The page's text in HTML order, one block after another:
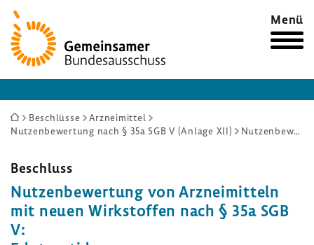
Zur
Startseite
Menü
Sie
sind
Beschlüsse
Arzneimittel
Nutzenbewertung nach § 35a SGB V (Anlage XII)
Nutzenbewertung von Arzneimitteln mit neuen Wirkstoffen nach § 35a SGB V: Edotreotide
Beschluss
Nutzen­be­wer­tung von Arznei­mit­teln
mit neuen Wirk­stoffen nach § 35a SGB
V: